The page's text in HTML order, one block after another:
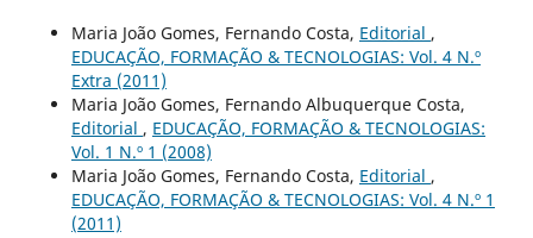
Maria João Gomes, Fernando Costa, Editorial ,
EDUCAÇÃO, FORMAÇÃO & TECNOLOGIAS: Vol. 4 N.º
Extra (2011)
Maria João Gomes, Fernando Albuquerque Costa,
Editorial , EDUCAÇÃO, FORMAÇÃO & TECNOLOGIAS:
Vol. 1 N.º 1 (2008)
Maria João Gomes, Fernando Costa, Editorial ,
EDUCAÇÃO, FORMAÇÃO & TECNOLOGIAS: Vol. 4 N.º 1
(2011)